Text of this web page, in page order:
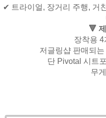
✔ 트라이얼, 장거리 주행, 거
🔻
장착용
저글링샵 판매되
단 Pivotal 시트
무